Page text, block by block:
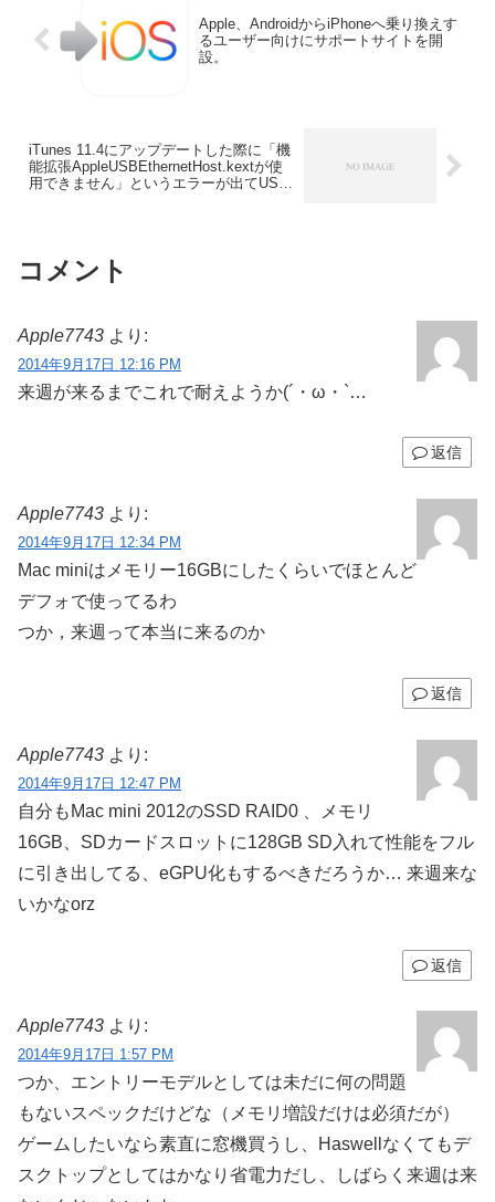
Apple、AndroidからiPhoneへ乗り換えす
るユーザー向けにサポートサイトを開
設。
iTunes 11.4にアップデートした際に「機
能拡張AppleUSBEthernetHost.kextが使
用できません」というエラーが出てUSB
コメント
Apple7743 より:
2014年9月17日 12:16 PM
来週が来るまでこれで耐えようか(´・ω・`…
返信
Apple7743 より:
2014年9月17日 12:34 PM
Mac miniはメモリー16GBにしたくらいでほとんど
デフォで使ってるわ
つか，来週って本当に来るのか
返信
Apple7743 より:
2014年9月17日 12:47 PM
自分もMac mini 2012のSSD RAID0 、メモリ
16GB、SDカードスロットに128GB SD入れて性能をフル
に引き出してる、eGPU化もするべきだろうか… 来週来な
いかなorz
返信
Apple7743 より:
2014年9月17日 1:57 PM
つか、エントリーモデルとしては未だに何の問題
もないスペックだけどな（メモリ増設だけは必須だが）
ゲームしたいなら素直に窓機買うし、Haswellなくてもデ
スクトップとしてはかなり省電力だし、しばらく来週は来